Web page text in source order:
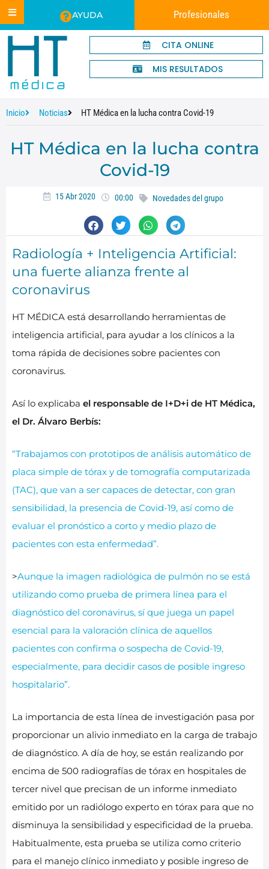
AYUDA Profesionales
CITA ONLINE
MIS RESULTADOS
Inicio Noticias HT Médica en la lucha contra Covid-19
HT Médica en la lucha contra
Covid-19
15 Abr 2020 00:00 Novedades del grupo
Radiología + Inteligencia Artificial:
una fuerte alianza frente al
coronavirus
HT MÉDICA está desarrollando herramientas de
inteligencia artificial, para ayudar a los clínicos a la
toma rápida de decisiones sobre pacientes con
coronavirus.
Así lo explicaba el responsable de I+D+i de HT Médica,
el Dr. Álvaro Berbís:
“Trabajamos con prototipos de análisis automático de
placa simple de tórax y de tomografía computarizada
(TAC), que van a ser capaces de detectar, con gran
sensibilidad, la presencia de Covid-19, así como de
evaluar el pronóstico a corto y medio plazo de
pacientes con esta enfermedad”.
>Aunque la imagen radiológica de pulmón no se está
utilizando como prueba de primera línea para el
diagnóstico del coronavirus, sí que juega un papel
esencial para la valoración clínica de aquellos
pacientes con confirma o sospecha de Covid-19,
especialmente, para decidir casos de posible ingreso
hospitalario”.
La importancia de esta línea de investigación pasa por
proporcionar un alivio inmediato en la carga de trabajo
de diagnóstico. A día de hoy, se están realizando por
encima de 500 radiografías de tórax en hospitales de
tercer nivel que precisan de un informe inmediato
emitido por un radiólogo experto en tórax para que no
disminuya la sensibilidad y especificidad de la prueba.
Habitualmente, esta prueba se utiliza como criterio
para el manejo clínico inmediato y posible ingreso de